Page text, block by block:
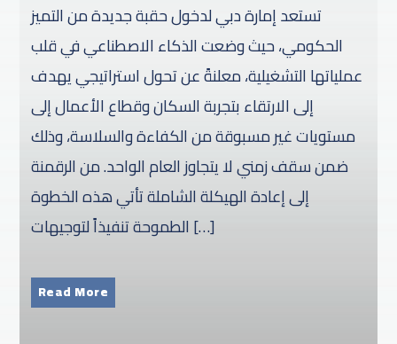
تستعد إمارة دبي لدخول حقبة جديدة من التميز
الحكومي، حيث وضعت الذكاء الاصطناعي في قلب
عملياتها التشغيلية، معلنةً عن تحول استراتيجي يهدف
إلى الارتقاء بتجربة السكان وقطاع الأعمال إلى
مستويات غير مسبوقة من الكفاءة والسلاسة، وذلك
ضمن سقف زمني لا يتجاوز العام الواحد. من الرقمنة
إلى إعادة الهيكلة الشاملة تأتي هذه الخطوة
الطموحة تنفيذاً لتوجيهات […]
Read More